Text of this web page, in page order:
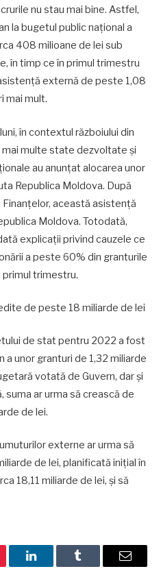
nu stau mai bine. Astfel,
la bugetul public național a
408 milioane de lei sub
în timp ce în primul trimestru
externă de peste 1,08
mai mult.
în contextul războiului din
mai multe state dezvoltate și
au anunțat alocarea unor
Republica Moldova. După
această asistență
Moldova. Totodată,
explicații privind cauzele ce
a peste 60% din granturile
trimestru.
de peste 18 miliarde de lei
de stat pentru 2022 a fost
unor granturi de 1,32 miliarde
votată de Guvern, dar și
suma ar urma să crească de
de lei.
externe ar urma să
de lei, planificată inițial în
18,11 miliarde de lei, și să
LinkedInTumblr Email